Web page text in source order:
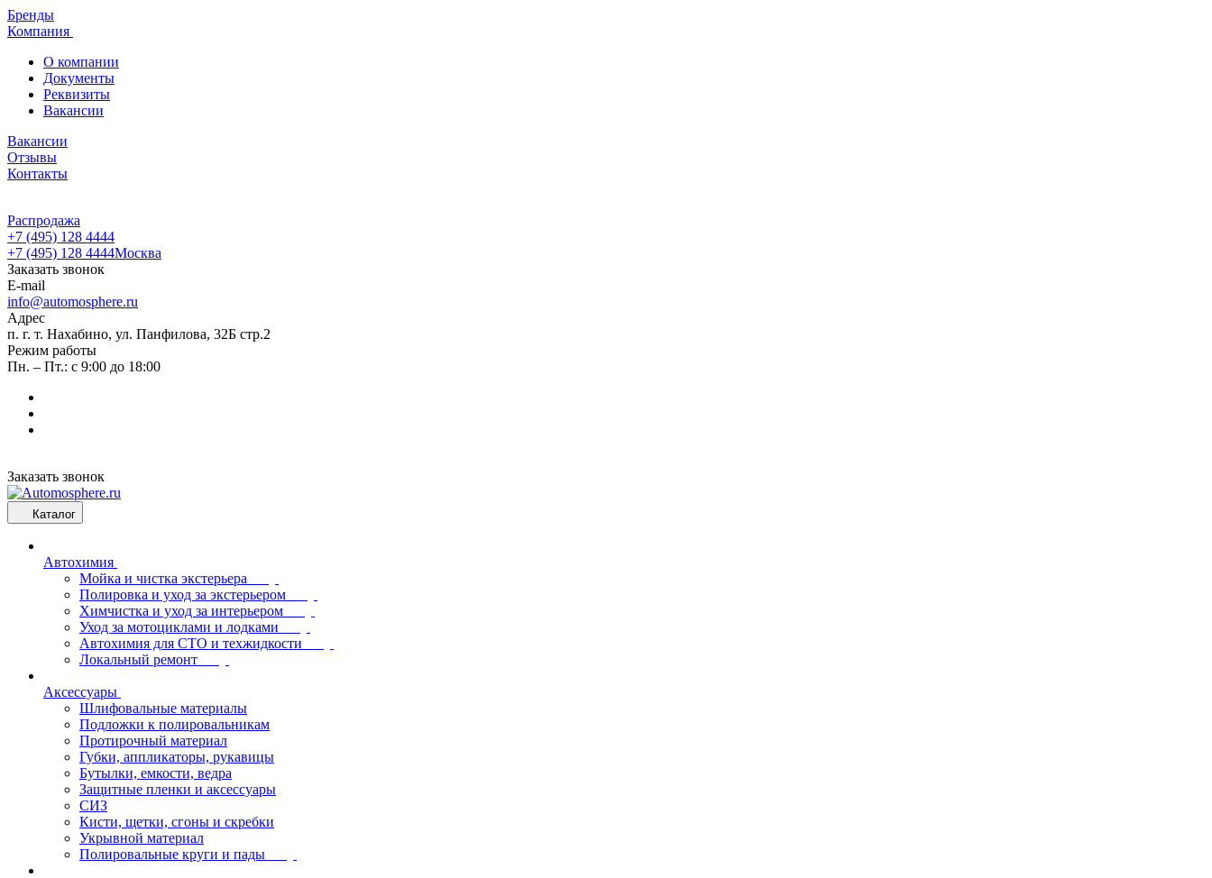
Бренды
Компания
О компании
Документы
Реквизиты
Вакансии
Вакансии
Отзывы
Контакты
Распродажа
+7 (495) 128 4444
+7 (495) 128 4444Москва
Заказать звонок
E-mail
info@automosphere.ru
Адрес
п. г. т. Нахабино, ул. Панфилова, 32Б стр.2
Режим работы
Пн. – Пт.: с 9:00 до 18:00
Заказать звонок
Каталог
Автохимия
Мойка и чистка экстерьера
Полировка и уход за экстерьером
Химчистка и уход за интерьером
Уход за мотоциклами и лодками
Автохимия для СТО и техжидкости
Локальный ремонт
Аксессуары
Шлифовальные материалы
Подложки к полировальникам
Протирочный материал
Губки, аппликаторы, рукавицы
Бутылки, емкости, ведра
Защитные пленки и аксессуары
СИЗ
Кисти, щетки, сгоны и скребки
Укрывной материал
Полировальные круги и пады